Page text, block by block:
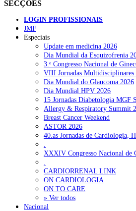
SECÇÕES
LOGIN PROFISSIONAIS
JMF
Especiais
Update em medicina 2026
Dia Mundial da Esquizofrenia
3.ᵒ Congresso Nacional de
VIII Jornadas Multidisciplinares
Dia Mundial do Glaucoma 2026
Dia Mundial HPV 2026
15 Jornadas Diabetologia MGF
Allergy & Respiratory Summit
Breast Cancer Weekend
ASTOR 2026
40.as Jornadas de Cardiologia,
.
XXXIV Congresso Nacional de
.
CARDIORRENAL LINK
ON CARDIOLOGIA
ON TO CARE
» Ver todos
Nacional